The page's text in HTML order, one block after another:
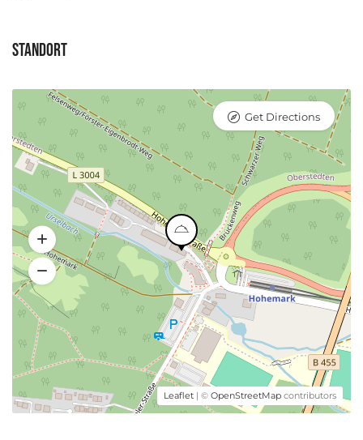
Standort
Leaflet | © OpenStreetMap contributors
Get Directions